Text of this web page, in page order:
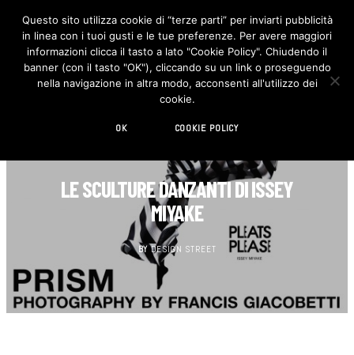
F
c
e
b
o
I
n
s
t
LE SCULTURE DANZANTI DI ISSEY
MIYAKE
BY DESIGN STREET
Questo sito utilizza cookie di “terze parti” per inviarti pubblicità
in linea con i tuoi gusti e le tue preferenze. Per avere maggiori
informazioni clicca il tasto a lato "Cookie Policy". Chiudendo il
banner (con il tasto "OK"), cliccando su un link o proseguendo
nella navigazione in altra modo, acconsenti all'utilizzo dei
cookie.
OK COOKIE POLICY